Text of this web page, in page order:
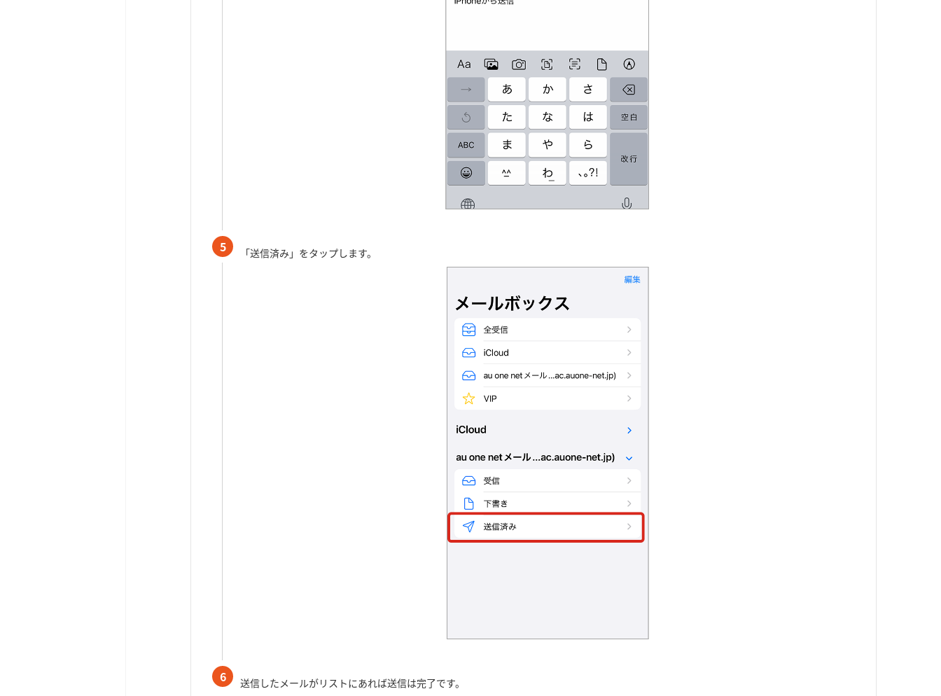
5 「送信済み」をタップします。
6 送信したメールがリストにあれば送信は完了です。